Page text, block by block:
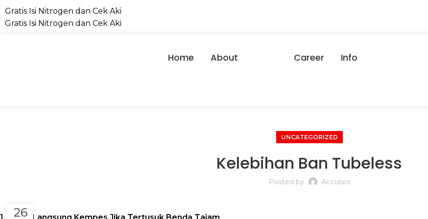
Gratis Isi Nitrogen dan Cek Aki
Gratis Isi Nitrogen dan Cek Aki
Home About Career Info
UNCATEGORIZED
Kelebihan Ban Tubeless
Posted by Accusos
26